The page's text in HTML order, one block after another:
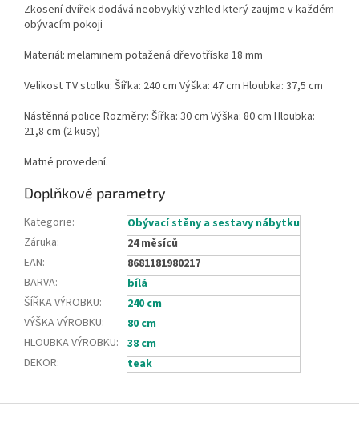
Zkosení dvířek dodává neobvyklý vzhled který zaujme v každém
obývacím pokoji
Materiál: melaminem potažená dřevotříska 18 mm
Velikost TV stolku: Šířka: 240 cm Výška: 47 cm Hloubka: 37,5 cm
Nástěnná police Rozměry: Šířka: 30 cm Výška: 80 cm Hloubka:
21,8 cm (2 kusy)
Matné provedení.
Doplňkové parametry
Kategorie:
Obývací stěny a sestavy nábytku
Záruka:
24 měsíců
EAN:
8681181980217
BARVA:
bílá
ŠÍŘKA VÝROBKU:
240 cm
VÝŠKA VÝROBKU:
80 cm
HLOUBKA VÝROBKU: 38 cm
DEKOR: teak